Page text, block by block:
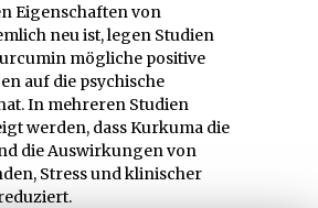
Eigenschaften von
neu ist, legen Studien
mögliche positive
auf die psychische
In mehreren Studien
werden, dass Kurkuma die
die Auswirkungen von
Stress und klinischer